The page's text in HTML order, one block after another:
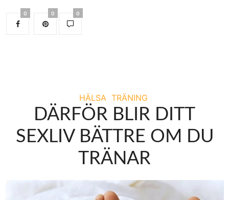
0 0 0
HÄLSA TRÄNING
DÄRFÖR BLIR DITT
SEXLIV BÄTTRE OM DU
TRÄNAR